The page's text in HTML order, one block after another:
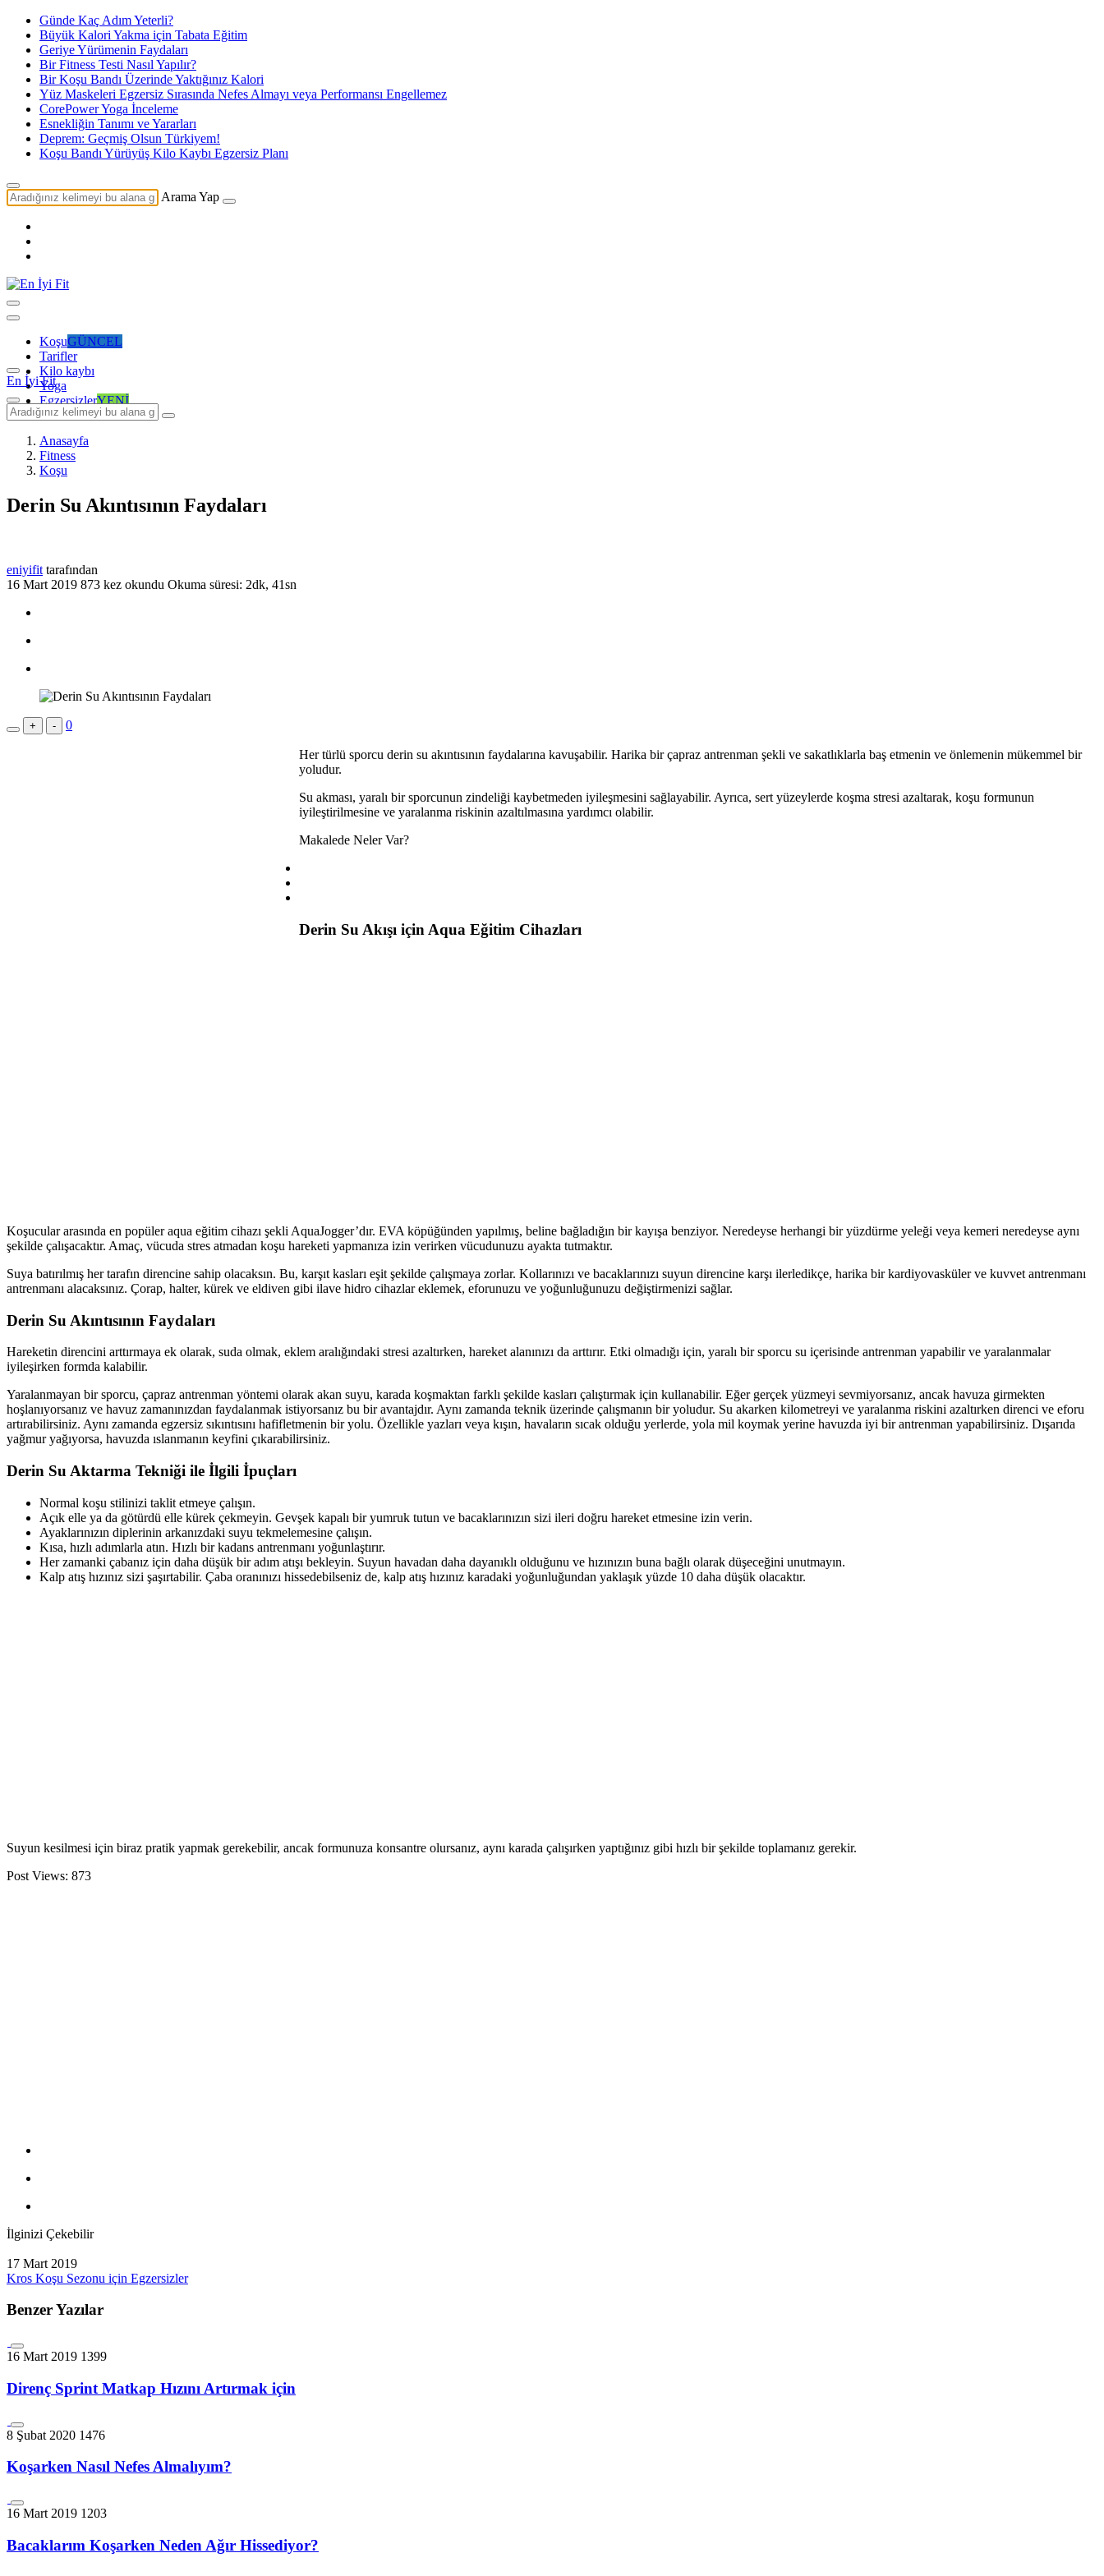
Günde Kaç Adım Yeterli?
Büyük Kalori Yakma için Tabata Eğitim
Geriye Yürümenin Faydaları
Bir Fitness Testi Nasıl Yapılır?
Bir Koşu Bandı Üzerinde Yaktığınız Kalori
Yüz Maskeleri Egzersiz Sırasında Nefes Almayı veya Performansı Engellemez
CorePower Yoga İnceleme
Esnekliğin Tanımı ve Yararları
Deprem: Geçmiş Olsun Türkiyem!
Koşu Bandı Yürüyüş Kilo Kaybı Egzersiz Planı
Arama Yap
KoşuGÜNCEL
Tarifler
Kilo kaybı
Yoga
EgzersizlerYENİ
En İyi Fit
Anasayfa
Fitness
Koşu
Derin Su Akıntısının Faydaları
eniyifit tarafından
16 Mart 2019 873 kez okundu Okuma süresi: 2dk, 41sn
+ - 0
Her türlü sporcu derin su akıntısının faydalarına kavuşabilir. Harika bir çapraz antrenman şekli ve sakatlıklarla baş etmenin ve önlemenin mükemmel bir
yoludur.
Su akması, yaralı bir sporcunun zindeliği kaybetmeden iyileşmesini sağlayabilir. Ayrıca, sert yüzeylerde koşma stresi azaltarak, koşu formunun
iyileştirilmesine ve yaralanma riskinin azaltılmasına yardımcı olabilir.
Makalede Neler Var?
Derin Su Akışı için Aqua Eğitim Cihazları
Koşucular arasında en popüler aqua eğitim cihazı şekli AquaJogger’dır. EVA köpüğünden yapılmış, beline bağladığın bir kayışa benziyor. Neredeyse herhangi bir yüzdürme yeleği veya kemeri neredeyse aynı
şekilde çalışacaktır. Amaç, vücuda stres atmadan koşu hareketi yapmanıza izin verirken vücudunuzu ayakta tutmaktır.
Suya batırılmış her tarafın direncine sahip olacaksın. Bu, karşıt kasları eşit şekilde çalışmaya zorlar. Kollarınızı ve bacaklarınızı suyun direncine karşı ilerledikçe, harika bir kardiyovasküler ve kuvvet antrenmanı
antrenmanı alacaksınız. Çorap, halter, kürek ve eldiven gibi ilave hidro cihazlar eklemek, eforunuzu ve yoğunluğunuzu değiştirmenizi sağlar.
Derin Su Akıntısının Faydaları
Hareketin direncini arttırmaya ek olarak, suda olmak, eklem aralığındaki stresi azaltırken, hareket alanınızı da arttırır. Etki olmadığı için, yaralı bir sporcu su içerisinde antrenman yapabilir ve yaralanmalar
iyileşirken formda kalabilir.
Yaralanmayan bir sporcu, çapraz antrenman yöntemi olarak akan suyu, karada koşmaktan farklı şekilde kasları çalıştırmak için kullanabilir. Eğer gerçek yüzmeyi sevmiyorsanız, ancak havuza girmekten
hoşlanıyorsanız ve havuz zamanınızdan faydalanmak istiyorsanız bu bir avantajdır. Aynı zamanda teknik üzerinde çalışmanın bir yoludur. Su akarken kilometreyi ve yaralanma riskini azaltırken direnci ve eforu
artırabilirsiniz. Aynı zamanda egzersiz sıkıntısını hafifletmenin bir yolu. Özellikle yazları veya kışın, havaların sıcak olduğu yerlerde, yola mil koymak yerine havuzda iyi bir antrenman yapabilirsiniz. Dışarıda
yağmur yağıyorsa, havuzda ıslanmanın keyfini çıkarabilirsiniz.
Derin Su Aktarma Tekniği ile İlgili İpuçları
Normal koşu stilinizi taklit etmeye çalışın.
Açık elle ya da götürdü elle kürek çekmeyin. Gevşek kapalı bir yumruk tutun ve bacaklarınızın sizi ileri doğru hareket etmesine izin verin.
Ayaklarınızın diplerinin arkanızdaki suyu tekmelemesine çalışın.
Kısa, hızlı adımlarla atın. Hızlı bir kadans antrenmanı yoğunlaştırır.
Her zamanki çabanız için daha düşük bir adım atışı bekleyin. Suyun havadan daha dayanıklı olduğunu ve hızınızın buna bağlı olarak düşeceğini unutmayın.
Kalp atış hızınız sizi şaşırtabilir. Çaba oranınızı hissedebilseniz de, kalp atış hızınız karadaki yoğunluğundan yaklaşık yüzde 10 daha düşük olacaktır.
Suyun kesilmesi için biraz pratik yapmak gerekebilir, ancak formunuza konsantre olursanız, aynı karada çalışırken yaptığınız gibi hızlı bir şekilde toplamanız gerekir.
Post Views: 873
İlginizi Çekebilir
17 Mart 2019
Kros Koşu Sezonu için Egzersizler
Benzer Yazılar
16 Mart 2019 1399
Direnç Sprint Matkap Hızını Artırmak için
8 Şubat 2020 1476
Koşarken Nasıl Nefes Almalıyım?
16 Mart 2019 1203
Bacaklarım Koşarken Neden Ağır Hissediyor?